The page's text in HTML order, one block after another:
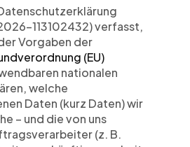
113102432) verfasst,
um Ihnen gemäß der Vorgaben der
(EU)
nationalen
welche
Daten (kurz Daten) wir
– und die von uns
(z. B.